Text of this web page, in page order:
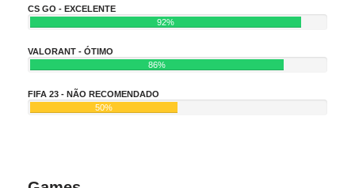
CS GO - EXCELENTE
92%
VALORANT - ÓTIMO
86%
FIFA 23 - NÃO RECOMENDADO
50%